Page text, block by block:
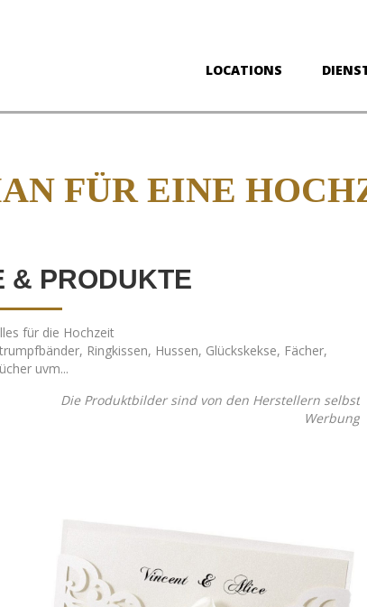
LOCATIONS
FÜR EINE
& PRODUKTE
für die Hochzeit
Ringkissen, Hussen, Glückskekse, Fächer,
uvm...
Die Produktbilder sind von den Herstellern selbst
Werbung